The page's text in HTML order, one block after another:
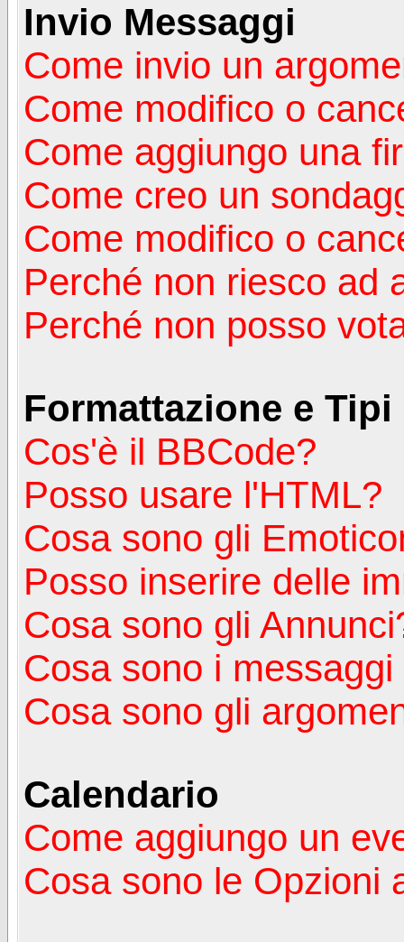
Invio Messaggi
Come invio un
Come modifico o
Come aggiungo una
Come creo un
Come modifico o
Perché non riesco ad
Perché non posso
Formattazione e
Cos'è il BBCode?
Posso usare l'HTML?
Cosa sono gli
Posso inserire delle
Cosa sono gli
Cosa sono i
Cosa sono gli
Calendario
Come aggiungo un
Cosa sono le Opzioni